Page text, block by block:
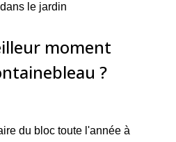
le jardin
moment
?
du bloc toute l'année à